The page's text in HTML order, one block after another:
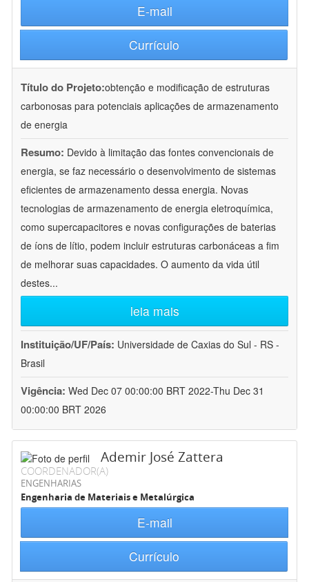
E-mail
Currículo
Título do Projeto:obtenção e modificação de estruturas
carbonosas para potenciais aplicações de armazenamento
de energia
Resumo: Devido à limitação das fontes convencionais de
energia, se faz necessário o desenvolvimento de sistemas
eficientes de armazenamento dessa energia. Novas
tecnologias de armazenamento de energia eletroquímica,
como supercapacitores e novas configurações de baterias
de íons de lítio, podem incluir estruturas carbonáceas a fim
de melhorar suas capacidades. O aumento da vida útil
destes...
leia mais
Instituição/UF/País: Universidade de Caxias do Sul - RS -
Brasil
Vigência: Wed Dec 07 00:00:00 BRT 2022-Thu Dec 31
00:00:00 BRT 2026
Ademir José Zattera
COORDENADOR(A)
ENGENHARIAS
Engenharia de Materiais e Metalúrgica
E-mail
Currículo